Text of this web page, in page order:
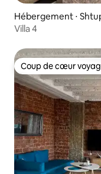
Hébergement ⋅
Villa 4
Coup de cœur
Coup de cœur